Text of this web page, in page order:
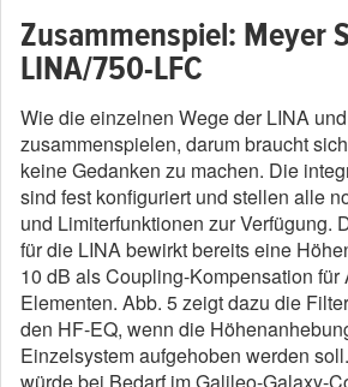
Zusammenspiel: Meyer
LINA/750-LFC
Wie die einzelnen Wege der LINA
zusammenspielen, darum braucht
keine Gedanken zu machen. Die
sind fest konfiguriert und stellen alle
und Limiterfunktionen zur Verfügung.
für die LINA bewirkt bereits eine
10 dB als Coupling-Kompensation für
Elementen. Abb. 5 zeigt dazu die
den HF-EQ, wenn die
Einzelsystem aufgehoben werden